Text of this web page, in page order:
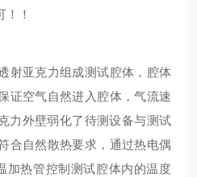
！
射亚克力组成测试腔体，腔体
证空气自然进入腔体，气流速
力外壁弱化了待测设备与测试
合自然散热要求，通过热电偶
加热管控制测试腔体内的温度